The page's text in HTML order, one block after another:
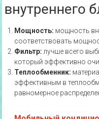
внутреннего
Мощность: мощность
соответствовать
Фильтр: лучше всего
который эффективно
Теплообменник:
эффективным в
равномерное